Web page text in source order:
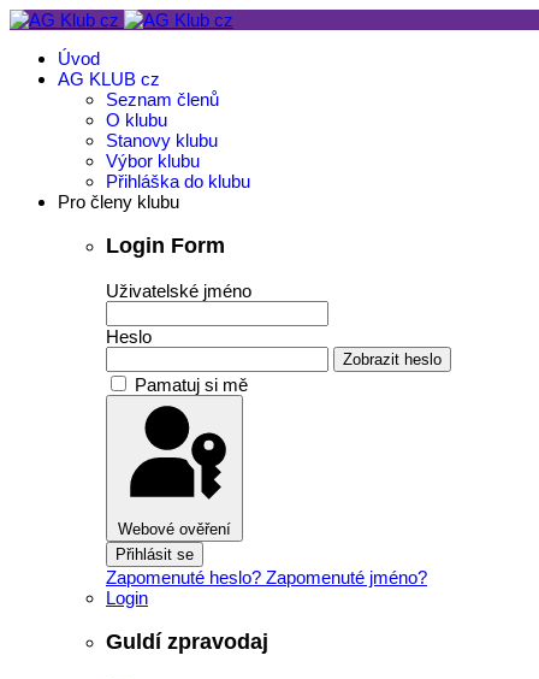
Úvod
AG KLUB cz
Seznam členů
O klubu
Stanovy klubu
Výbor klubu
Přihláška do klubu
Pro členy klubu
Login Form
Uživatelské jméno
Heslo
Zobrazit heslo
Pamatuj si mě
Webové ověření
Přihlásit se
Zapomenuté heslo? Zapomenuté jméno?
Login
Guldí zpravodaj